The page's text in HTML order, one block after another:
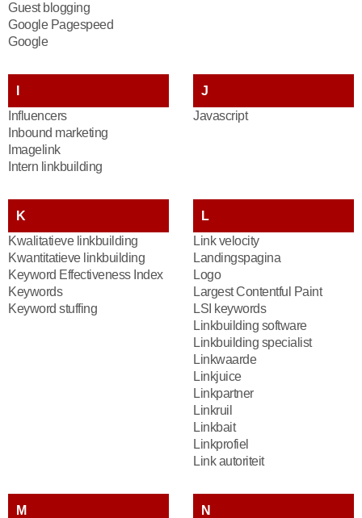
Guest blogging
Google Pagespeed
Google
Influencers
Inbound marketing
Imagelink
Intern linkbuilding
J
Javascript
K
Kwalitatieve linkbuilding
Kwantitatieve linkbuilding
Keyword Effectiveness Index
Keywords
Keyword stuffing
L
Link velocity
Landingspagina
Logo
Largest Contentful Paint
LSI keywords
Linkbuilding software
Linkbuilding specialist
Linkwaarde
Linkjuice
Linkpartner
Linkruil
Linkbait
Linkprofiel
Link autoriteit
M
N